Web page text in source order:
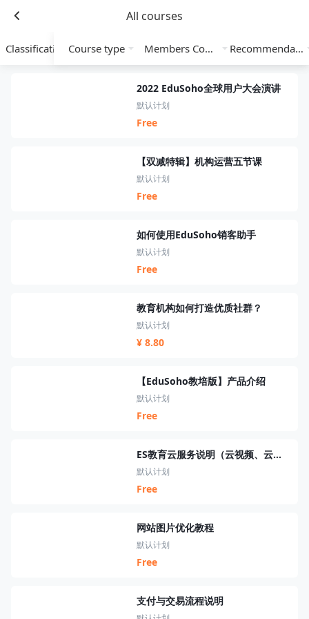
All courses
Classification Course type Members Course Recommendation
2022 EduSoho全球用户大会演讲
默认计划
Free
【双减特辑】机构运营五节课
默认计划
Free
如何使用EduSoho销客助手
默认计划
Free
教育机构如何打造优质社群？
默认计划
¥ 8.80
【EduSoho教培版】产品介绍
默认计划
Free
ES教育云服务说明（云视频、云短信、云资源、云搜索、云直播）
默认计划
Free
网站图片优化教程
默认计划
Free
支付与交易流程说明